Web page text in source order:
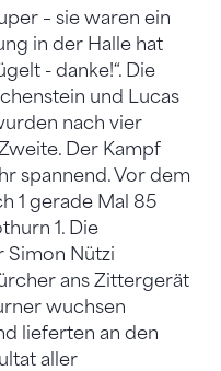
– sie waren ein
in der Halle hat
- danke!“. Die
und Lucas
nach vier
Der Kampf
spannend. Vor dem
1 gerade Mal 85
1. Die
Simon Nützi
ans Zittergerät
wuchsen
lieferten an den
aller